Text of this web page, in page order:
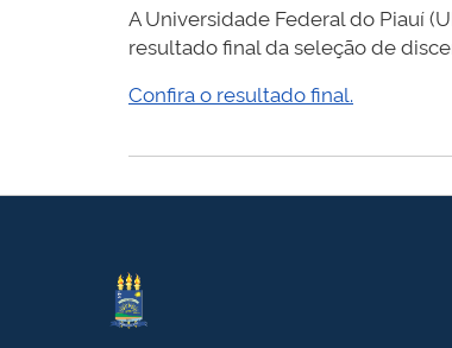
A Universidade Federal do Piauí
resultado final da seleção de
Confira o resultado final.